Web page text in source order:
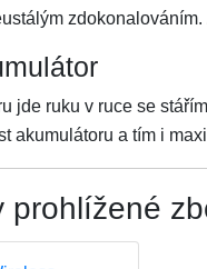
jde ruku v ruce se
akumulátoru a tím i
prohlížené